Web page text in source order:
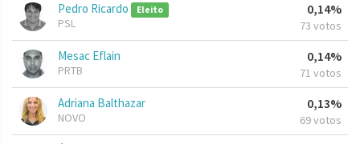
Pedro Ricardo Eleito
PSL
0,14%
73 votos
Mesac Eflain
PRTB
0,14%
71 votos
Adriana Balthazar
NOVO
0,13%
69 votos